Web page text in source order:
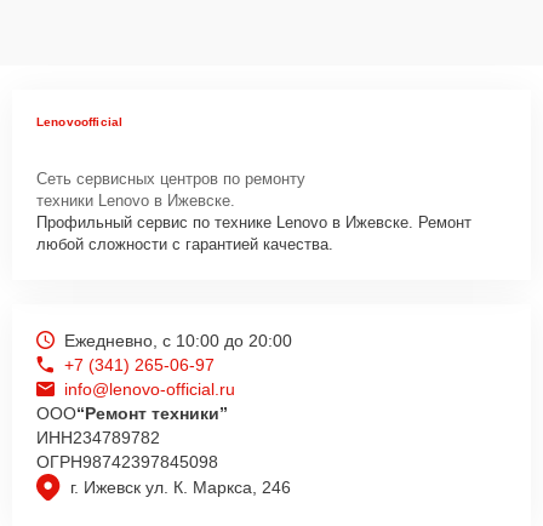
Lenovoofficial
Сеть сервисных центров по ремонту
техники Lenovo в Ижевске.
Профильный сервис по технике Lenovo в Ижевске. Ремонт
любой сложности с гарантией качества.
г. Ижевск ул. К. Маркса, 246
Ежедневно, с 10:00 до 20:00
+7 (341) 265-06-97
info@lenovo-official.ru
ООО“Ремонт техники”
ИНН234789782
ОГРН98742397845098